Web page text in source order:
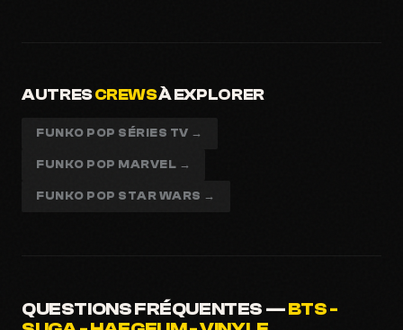
AUTRESCREWSÀ EXPLORER
FUNKO POP SÉRIES TV →
FUNKO POP MARVEL →
FUNKO POP STAR WARS →
QUESTIONS FRÉQUENTES —BTS -